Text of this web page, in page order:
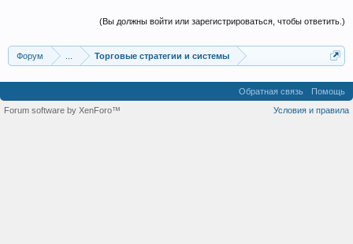
(Вы должны войти или зарегистрироваться, чтобы ответить.)
Форум Торговые стратегии и системы
Обратная связь
Помощь
Условия и правила
Forum software by XenForo™